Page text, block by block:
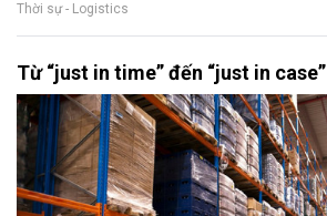
Thời sự - Logistics
Từ “just in time” đến “just in case”